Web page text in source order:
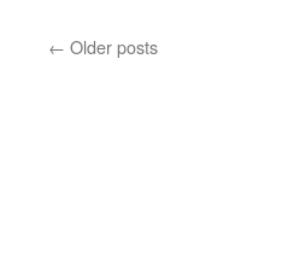
← Older posts